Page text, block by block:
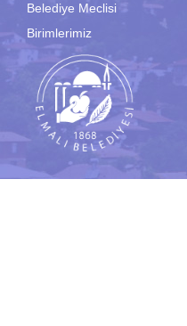
Belediye Meclisi
Birimlerimiz